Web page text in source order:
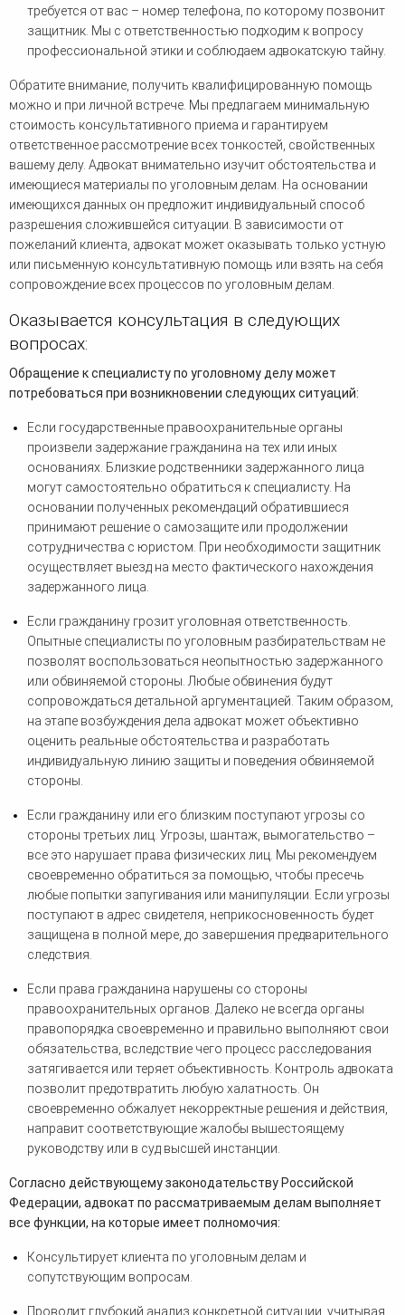
требуется от вас – номер телефона, по которому позвонит
защитник. Мы с ответственностью подходим к вопросу
профессиональной этики и соблюдаем адвокатскую тайну.
Обратите внимание, получить квалифицированную помощь
можно и при личной встрече. Мы предлагаем минимальную
стоимость консультативного приема и гарантируем
ответственное рассмотрение всех тонкостей, свойственных
вашему делу. Адвокат внимательно изучит обстоятельства и
имеющиеся материалы по уголовным делам. На основании
имеющихся данных он предложит индивидуальный способ
разрешения сложившейся ситуации. В зависимости от
пожеланий клиента, адвокат может оказывать только устную
или письменную консультативную помощь или взять на себя
сопровождение всех процессов по уголовным делам.
Оказывается консультация в следующих
вопросах:
Обращение к специалисту по уголовному делу может
потребоваться при возникновении следующих ситуаций:
Если государственные правоохранительные органы
произвели задержание гражданина на тех или иных
основаниях. Близкие родственники задержанного лица
могут самостоятельно обратиться к специалисту. На
основании полученных рекомендаций обратившиеся
принимают решение о самозащите или продолжении
сотрудничества с юристом. При необходимости защитник
осуществляет выезд на место фактического нахождения
задержанного лица.
Если гражданину грозит уголовная ответственность.
Опытные специалисты по уголовным разбирательствам не
позволят воспользоваться неопытностью задержанного
или обвиняемой стороны. Любые обвинения будут
сопровождаться детальной аргументацией. Таким образом,
на этапе возбуждения дела адвокат может объективно
оценить реальные обстоятельства и разработать
индивидуальную линию защиты и поведения обвиняемой
стороны.
Если гражданину или его близким поступают угрозы со
стороны третьих лиц. Угрозы, шантаж, вымогательство –
все это нарушает права физических лиц. Мы рекомендуем
своевременно обратиться за помощью, чтобы пресечь
любые попытки запугивания или манипуляции. Если угрозы
поступают в адрес свидетеля, неприкосновенность будет
защищена в полной мере, до завершения предварительного
следствия.
Если права гражданина нарушены со стороны
правоохранительных органов. Далеко не всегда органы
правопорядка своевременно и правильно выполняют свои
обязательства, вследствие чего процесс расследования
затягивается или теряет объективность. Контроль адвоката
позволит предотвратить любую халатность. Он
своевременно обжалует некорректные решения и действия,
направит соответствующие жалобы вышестоящему
руководству или в суд высшей инстанции.
Согласно действующему законодательству Российской
Федерации, адвокат по рассматриваемым делам выполняет
все функции, на которые имеет полномочия:
Консультирует клиента по уголовным делам и
сопутствующим вопросам.
Проводит глубокий анализ конкретной ситуации, учитывая